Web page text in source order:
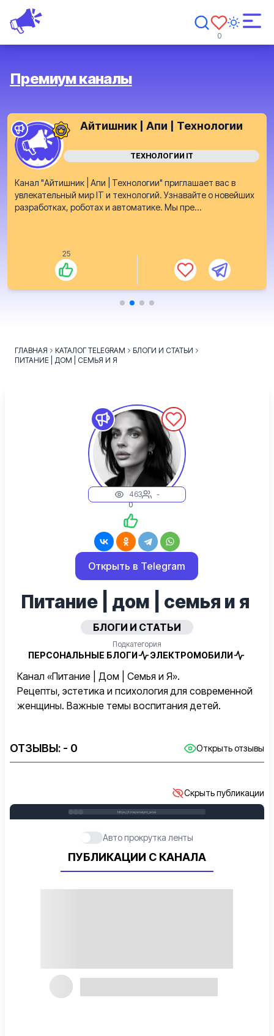
0
Премиум каналы
Айтишник | Апи | Технологии
ТЕХНОЛОГИИ IT
Канал "Айтишник | Апи | Технологии" приглашает вас в
увлекательный мир IT и технологий. Узнавайте о новейших
разработках, роботах и автоматике. Мы пре...
25
ГЛАВНАЯ КАТАЛОГ TELEGRAM
БЛОГИ И СТАТЬИ
ПИТАНИЕ | ДОМ | СЕМЬЯ И Я ️
463
-
0
Открыть в Telegram
Питание | дом | семья и я ️
БЛОГИ И СТАТЬИ
Подкатегория
ПЕРСОНАЛЬНЫЕ БЛОГИ ЭЛЕКТРОМОБИЛИ
Канал «Питание | Дом | Семья и Я».
Рецепты, эстетика и психология для современной
женщины. Важные темы воспитания детей.
ОТЗЫВЫ: - 0 Открыть отзывы
Скрыть публикации
https://t.me/wsepro_wse
Авто прокрутка ленты
ПУБЛИКАЦИИ С КАНАЛА